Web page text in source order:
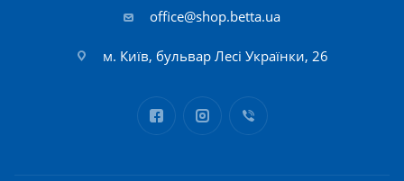
office@shop.betta.ua
м. Київ, бульвар Лесі Українки, 26